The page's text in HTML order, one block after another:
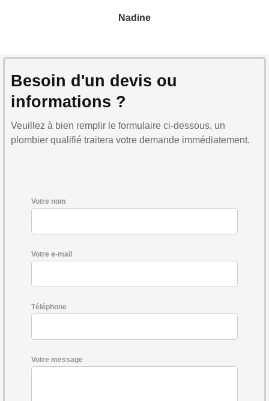
Nadine
Besoin d'un devis ou
informations ?
Veuillez à bien remplir le formulaire ci-dessous, un
plombier qualifié traitera votre demande immédiatement.
Votre nom
Votre e-mail
Téléphone
Votre message